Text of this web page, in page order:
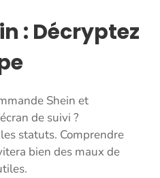
: Décryptez
Shein et
de suivi ?
statuts. Comprendre
bien des maux de